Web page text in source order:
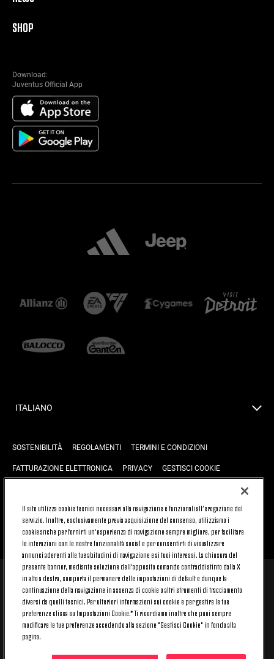
SHOP
Download:
Juventus Official App
ITALIANO
SOSTENIBILITÀ REGOLAMENTI TERMINI E CONDIZIONI
FATTURAZIONE ELETTRONICA PRIVACY GESTISCI COOKIE
TORNA SU
© 2026 Juventus Football Club S.p.A.
Juventus Football Club S.p.A. Via Druento, 175 10151 Torino - Italia;
CONTACT CENTER (+39) 011.45.30.486. Il servizio è attivo dal lunedì al
venerdì (9-20) e il sabato (9-15), festivi esclusi.
Il costo del servizio varia in base al piano tariffario sottoscritto con il
proprio operatore telefonico e non prevede alcun costo aggiuntivo.
Il sito utilizza cookie tecnici necessari alla navigazione e funzionali all’erogazione del
servizio. Inoltre, esclusivamente previa acquisizione del consenso, utilizziamo i
cookie anche per fornirti un’esperienza di navigazione sempre migliore, per facilitare
le interazioni con le nostre funzionalità social e per consentirti di visualizzare
annunci aderenti alle tue abitudini di navigazione e ai tuoi interessi. La chiusura del
presente banner, mediante selezione dell’apposito comando contraddistinto dalla X
in alto a destra, comporta il permanere delle impostazioni di default e dunque la
continuazione della navigazione in assenza di cookie o altri strumenti di tracciamento
diversi da quelli tecnici. Per ulteriori informazioni sui cookie e per gestire le tue
preferenze clicca su Impostazioni Cookie.* Ti ricordiamo inoltre che puoi sempre
modificare le tue preferenze accedendo alla sezione "Gestisci Cookie" in fondo alla
pagina.